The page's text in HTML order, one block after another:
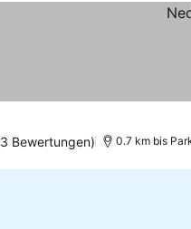
Bewertungen) 0.7 km bis